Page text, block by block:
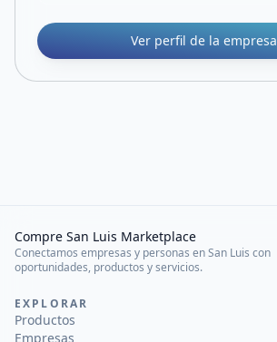
Ver perfil de la empresa
Compre San Luis Marketplace
Conectamos empresas y personas en San Luis con
oportunidades, productos y servicios.
EXPLORAR
Productos
Empresas